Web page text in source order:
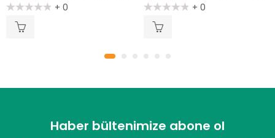
üzerinden
+ 0
üzerinden
+ 0
Haber bültenimize abone ol